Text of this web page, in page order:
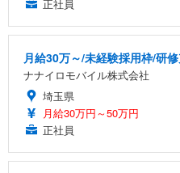
正社員
月給30万～/未経験採用枠/研
ナナイロモバイル株式会社
埼玉県
月給30万円～50万円
正社員